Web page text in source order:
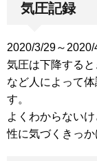
気圧記録
2020/3/29～2020/
気圧は下降する
など人によって
す。
よくわからない
性に気づくきっか